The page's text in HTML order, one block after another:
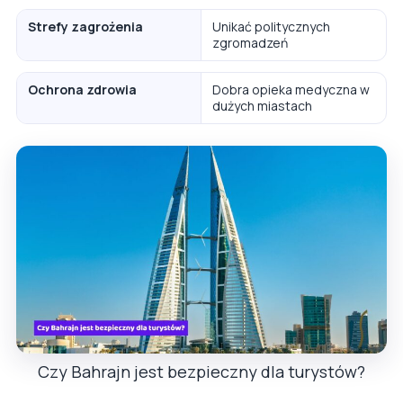
Strefy zagrożenia
Unikać politycznych
zgromadzeń
Ochrona zdrowia
Dobra opieka medyczna w
dużych miastach
Czy Bahrajn jest bezpieczny dla turystów?